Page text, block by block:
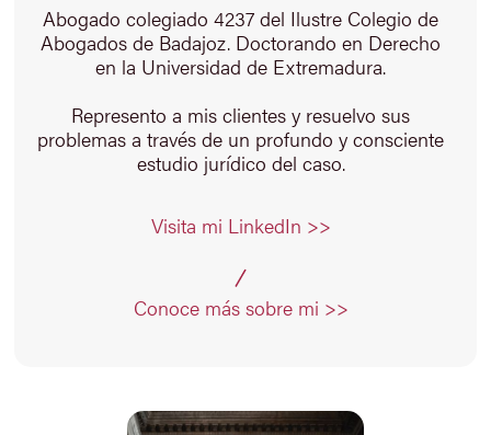
Abogado colegiado 4237 del Ilustre Colegio de
Abogados de Badajoz. Doctorando en Derecho
en la Universidad de Extremadura.
Represento a mis clientes y resuelvo sus
problemas a través de un profundo y consciente
estudio jurídico del caso.
Visita mi LinkedIn >>
Conoce más sobre mi >>